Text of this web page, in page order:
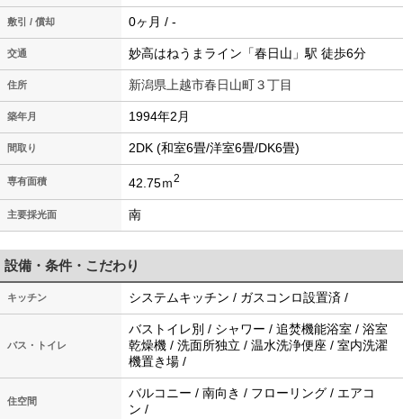
敷引 / 償却 0ヶ月 / -
交通 妙高はねうまライン「春日山」駅 徒歩6分
住所 新潟県上越市春日山町３丁目
築年月 1994年2月
間取り 2DK (和室6畳/洋室6畳/DK6畳)
専有面積 42.75ｍ2
主要採光面 南
設備・条件・こだわり
キッチン システムキッチン / ガスコンロ設置済 /
バス・トイレ
バストイレ別 / シャワー / 追焚機能浴室 / 浴室
乾燥機 / 洗面所独立 / 温水洗浄便座 / 室内洗濯
機置き場 /
住空間
バルコニー / 南向き / フローリング / エアコ
ン /